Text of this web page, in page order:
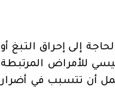
إلى إحراق التبغ أو
للأمراض المرتبطة
ضارة أو التي يحتمل أن تتسبب في أضرار